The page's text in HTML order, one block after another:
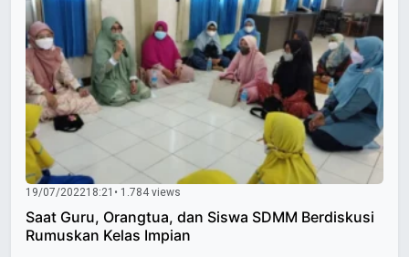
19/07/202218:21 • 1.784 views
Saat Guru, Orangtua, dan Siswa SDMM Berdiskusi
Rumuskan Kelas Impian